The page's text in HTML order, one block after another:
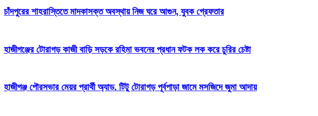
চাঁদপুরের শাহরাস্তিতে মাদকাসক্ত অবস্থায় নিজ ঘরে আগুন, যুবক গ্রেফতার
হাজীগঞ্জের টোরাগড় কাজী বাড়ি সড়কে রহিমা ভবনের প্রধান ফটক লক করে চুরির চেষ্টা
হাজীগঞ্জ পৌরসভার মেয়র প্রার্থী অ্যাড. টিটু টোরাগড় পূর্বপাড়া জামে মসজিদে জুমা আদায়